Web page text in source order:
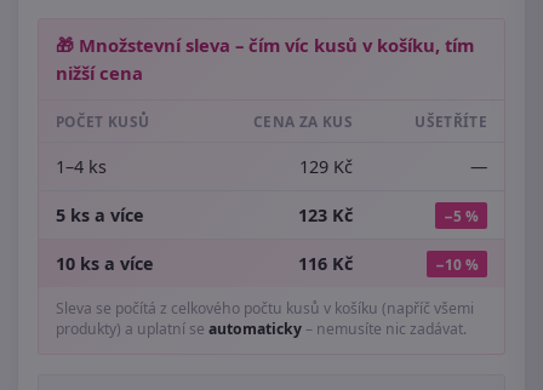
🎁 Množstevní sleva – čím víc kusů v košíku, tím
nižší cena
POČET KUSŮ CENA ZA KUS UŠETŘÍTE
1–4 ks 129 Kč —
5 ks a více 123 Kč −5 %
10 ks a více 116 Kč −10 %
Sleva se počítá z celkového počtu kusů v košíku (napříč všemi
produkty) a uplatní se automaticky– nemusíte nic zadávat.